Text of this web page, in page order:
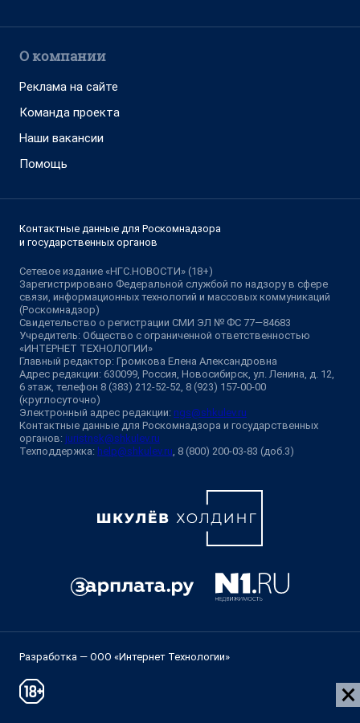
О компании
Реклама на сайте
Команда проекта
Наши вакансии
Помощь
Контактные данные для Роскомнадзора
и государственных органов
Сетевое издание «НГС.НОВОСТИ» (18+)
Зарегистрировано Федеральной службой по надзору в сфере
связи, информационных технологий и массовых коммуникаций
(Роскомнадзор)
Свидетельство о регистрации СМИ ЭЛ № ФС 77—84683
Учредитель: Общество с ограниченной ответственностью
«ИНТЕРНЕТ ТЕХНОЛОГИИ»
Главный редактор: Громкова Елена Александровна
Адрес редакции: 630099, Россия, Новосибирск, ул. Ленина, д. 12,
6 этаж, телефон 8 (383) 212-52-52, 8 (923) 157-00-00
(круглосуточно)
Электронный адрес редакции: ngs@shkulev.ru
Контактные данные для Роскомнадзора и государственных
органов: juristnsk@shkulev.ru
Техподдержка: help@shkulev.ru , 8 (800) 200-03-83 (доб.3)
Разработка — ООО «Интернет Технологии»